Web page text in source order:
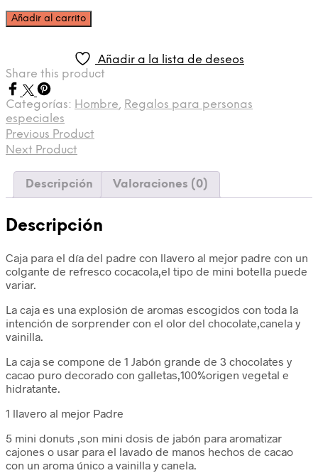
Añadir al carrito
Añadir a la lista de deseos
Share this product
Categorías: Hombre, Regalos para personas
especiales
Previous Product
Next Product
Descripción Valoraciones (0)
Descripción
Caja para el día del padre con llavero al mejor padre con un
colgante de refresco cocacola,el tipo de mini botella puede
variar.
La caja es una explosión de aromas escogidos con toda la
intención de sorprender con el olor del chocolate,canela y
vainilla.
La caja se compone de 1 Jabón grande de 3 chocolates y
cacao puro decorado con galletas,100%origen vegetal e
hidratante.
1 llavero al mejor Padre
5 mini donuts ,son mini dosis de jabón para aromatizar
cajones o usar para el lavado de manos hechos de cacao
con un aroma único a vainilla y canela.